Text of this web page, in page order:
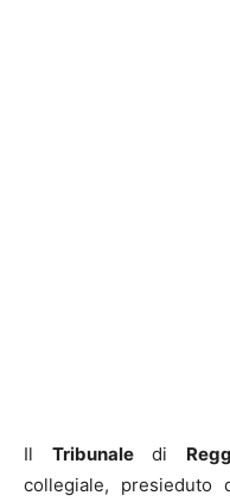
Il Tribunaledi
collegiale, presieduto